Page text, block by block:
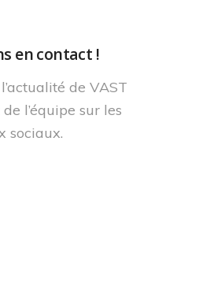
en contact !
de VAST
l’équipe sur les
sociaux.